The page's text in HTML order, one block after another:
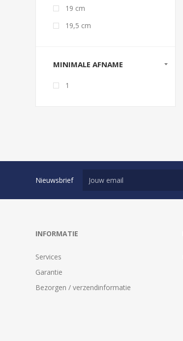
19 cm
19,5 cm
MINIMALE AFNAME
1
Nieuwsbrief
INFORMATIE
Services
Garantie
Bezorgen / verzendinformatie